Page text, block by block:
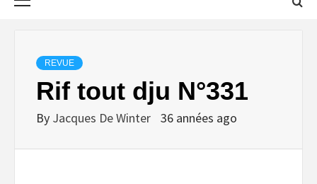
REVUE
Rif tout dju N°331
By Jacques De Winter 36 années ago